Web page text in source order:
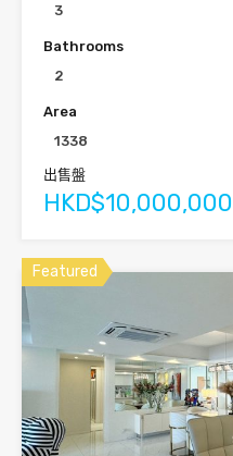
3
Bathrooms
2
Area
1338
出售盤
HKD$10,000,000
Featured